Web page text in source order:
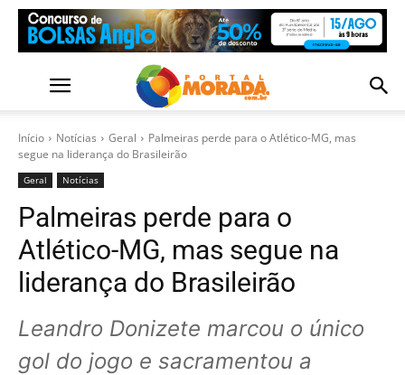
Início Notícias Geral
Palmeiras perde para o Atlético-MG, mas
segue na liderança do Brasileirão
Geral Notícias
Palmeiras perde para o
Atlético-MG, mas segue na
liderança do Brasileirão
Leandro Donizete marcou o único
gol do jogo e sacramentou a